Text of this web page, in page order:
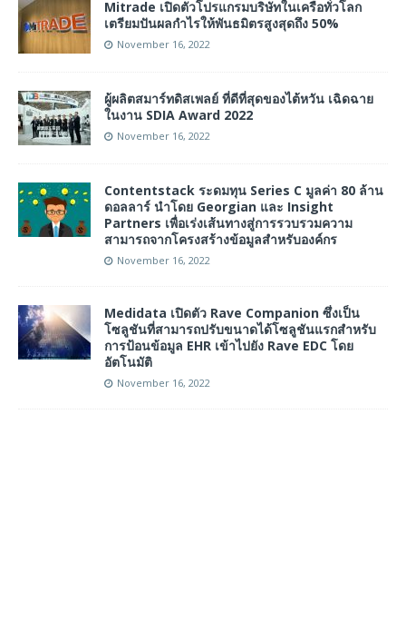
Mitrade เปิดตัวโปรแกรมบริษัทในเครือทั่วโลก
เตรียมปันผลกำไรให้พันธมิตรสูงสุดถึง 50%
November 16, 2022
ผู้ผลิตสมาร์ทดิสเพลย์ ที่ดีที่สุดของไต้หวัน เฉิดฉาย
ในงาน SDIA Award 2022
November 16, 2022
Contentstack ระดมทุน Series C มูลค่า 80 ล้าน
ดอลลาร์ นำโดย Georgian และ Insight
Partners เพื่อเร่งเส้นทางสู่การรวบรวมความ
สามารถจากโครงสร้างข้อมูลสำหรับองค์กร
November 16, 2022
Medidata เปิดตัว Rave Companion ซึ่งเป็น
โซลูชันที่สามารถปรับขนาดได้โซลูชันแรกสำหรับ
การป้อนข้อมูล EHR เข้าไปยัง Rave EDC โดย
อัตโนมัติ
November 16, 2022